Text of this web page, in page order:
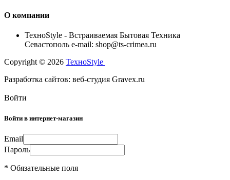
О компании
TexноStyle - Встраиваемая Бытовая Техника
Севастополь e-mail: shop@ts-crimea.ru
Copyright © 2026 TexноStyle
Разработка сайтов: веб-студия Gravex.ru
Войти
Войти в интернет-магазин
Email
Пароль
* Обязательные поля